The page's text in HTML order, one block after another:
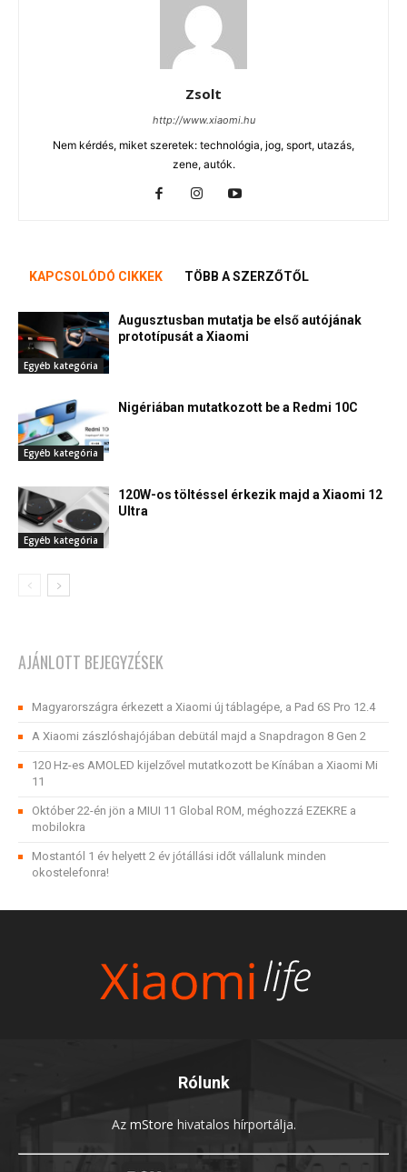
Zsolt
http://www.xiaomi.hu
Nem kérdés, miket szeretek: technológia, jog, sport, utazás,
zene, autók.
KAPCSOLÓDÓ CIKKEK TÖBB A SZERZŐTŐL
Egyéb kategória
Augusztusban mutatja be első autójának
prototípusát a Xiaomi
Egyéb kategória
Nigériában mutatkozott be a Redmi 10C
Egyéb kategória
120W-os töltéssel érkezik majd a Xiaomi 12
Ultra
AJÁNLOTT BEJEGYZÉSEK
Magyarországra érkezett a Xiaomi új táblagépe, a Pad 6S Pro 12.4
A Xiaomi zászlóshajójában debütál majd a Snapdragon 8 Gen 2
120 Hz-es AMOLED kijelzővel mutatkozott be Kínában a Xiaomi Mi
11
Október 22-én jön a MIUI 11 Global ROM, méghozzá EZEKRE a
mobilokra
Mostantól 1 év helyett 2 év jótállási időt vállalunk minden
okostelefonra!
Rólunk
Az mStore hivatalos hírportálja.